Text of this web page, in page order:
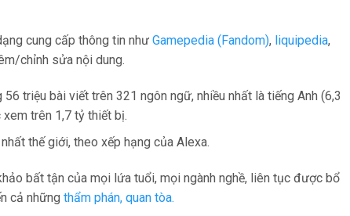
cung cấp thông tin như Gamepedia (Fandom), liquipedia,
chỉnh sửa nội dung.
triệu bài viết trên 321 ngôn ngữ, nhiều nhất là tiếng Anh (6,3
trên 1,7 tỷ thiết bị.
thế giới, theo xếp hạng của Alexa.
bất tận của mọi lứa tuổi, mọi ngành nghề, liên tục được bổ
cả những thẩm phán, quan tòa.